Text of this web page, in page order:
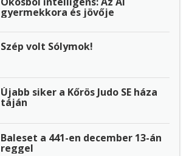
gyermekkora és jövője
Szép volt Sólymok!
Újabb siker a Kőrös Judo SE háza
táján
Baleset a 441-en december 13-án
reggel